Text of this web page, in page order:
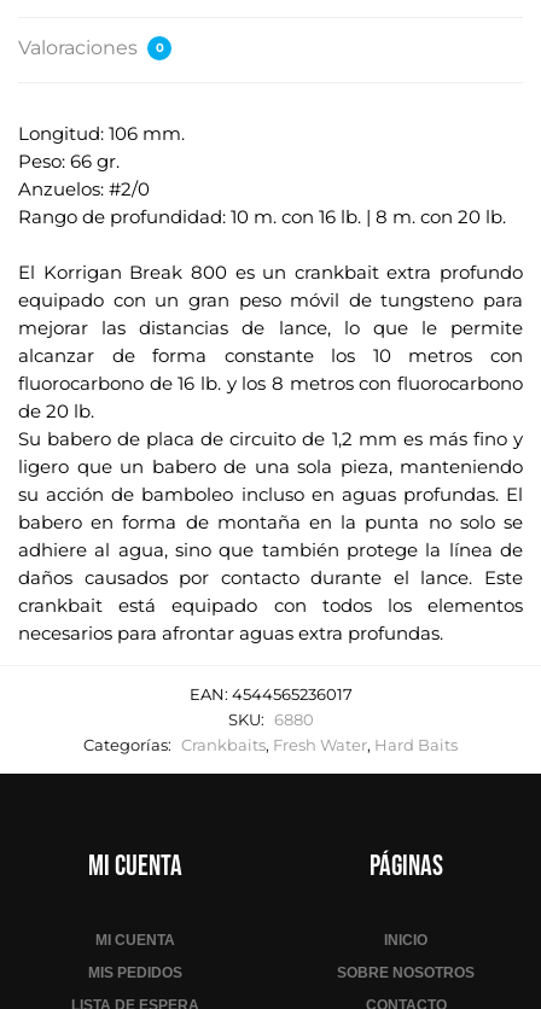
Valoraciones 0
Longitud: 106 mm.
Peso: 66 gr.
Anzuelos: #2/0
Rango de profundidad: 10 m. con 16 lb. | 8 m. con 20 lb.
El Korrigan Break 800 es un crankbait extra profundo
equipado con un gran peso móvil de tungsteno para
mejorar las distancias de lance, lo que le permite
alcanzar de forma constante los 10 metros con
fluorocarbono de 16 lb. y los 8 metros con fluorocarbono
de 20 lb.
Su babero de placa de circuito de 1,2 mm es más fino y
ligero que un babero de una sola pieza, manteniendo
su acción de bamboleo incluso en aguas profundas. El
babero en forma de montaña en la punta no solo se
adhiere al agua, sino que también protege la línea de
daños causados por contacto durante el lance. Este
crankbait está equipado con todos los elementos
necesarios para afrontar aguas extra profundas.
EAN: 4544565236017
SKU: 6880
Categorías: Crankbaits, Fresh Water, Hard Baits
Mi cuenta
MI CUENTA
MIS PEDIDOS
LISTA DE ESPERA
Páginas
INICIO
SOBRE NOSOTROS
CONTACTO